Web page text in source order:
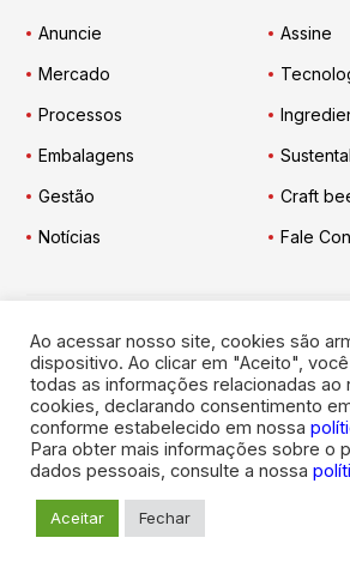
Anuncie
Assine
Mercado
Processos
Embalagens
Gestão
Craft
Notícias
Fale
Engarrafador Moderno
. Todos
Ao acessar nosso site, cookies são
dispositivo. Ao clicar em "Aceito",
todas as informações relacionadas ao
cookies, declarando consentimento
conforme estabelecido em nossa
Para obter mais informações sobre o
dados pessoais, consulte a nossa
Aceitar Fechar